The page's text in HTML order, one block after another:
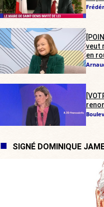
veut
en
SIGNÉ DOMINIQUE